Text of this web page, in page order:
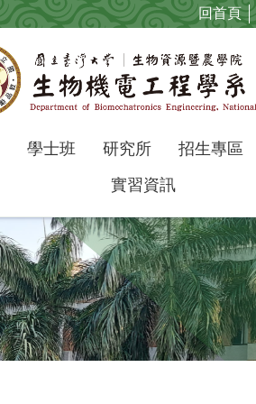
回首頁
學士班 研究所 招生專區
實習資訊